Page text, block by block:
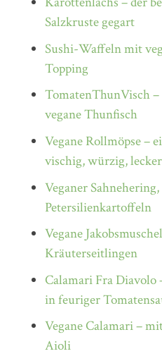
Salzkruste gegart
Sushi-Waffeln mit
Topping
TomatenThunVisch –
vegane Thunfisch
Vegane Rollmöpse –
vischig, würzig, lecker
Veganer
Petersilienkartoffeln
Vegane
Kräuterseitlingen
Calamari Fra
in feuriger
Vegane Calamari –
Aioli